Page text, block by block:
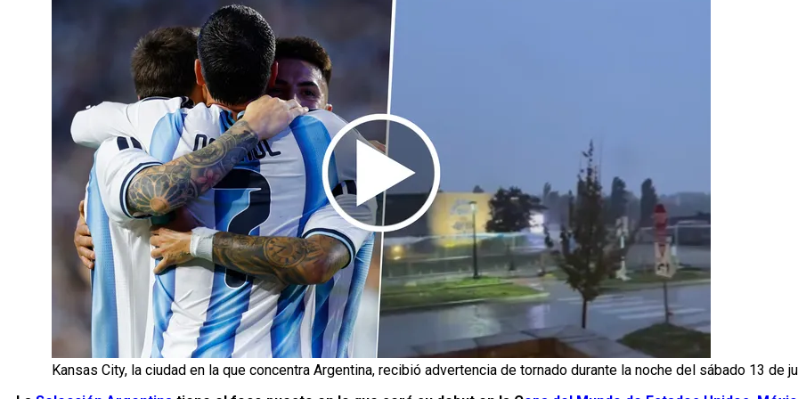
Kansas City, la ciudad en la que concentra Argentina, recibió advertencia de tornado durante la noche del sábado 13 de